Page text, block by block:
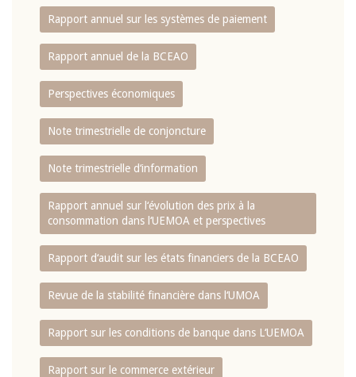
Rapport annuel sur les systèmes de paiement
Rapport annuel de la BCEAO
Perspectives économiques
Note trimestrielle de conjoncture
Note trimestrielle d‘information
Rapport annuel sur l‘évolution des prix à la
consommation dans l‘UEMOA et perspectives
Rapport d‘audit sur les états financiers de la BCEAO
Revue de la stabilité financière dans l‘UMOA
Rapport sur les conditions de banque dans L‘UEMOA
Rapport sur le commerce extérieur